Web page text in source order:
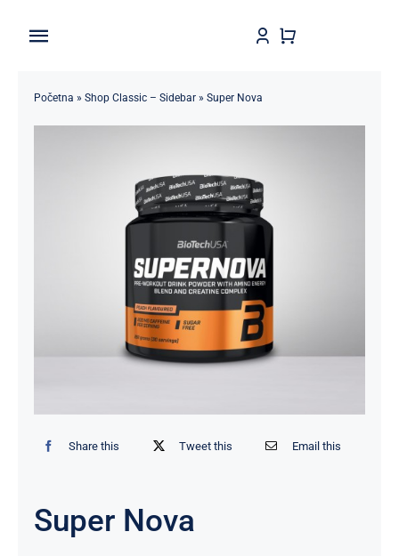
Toggle
Home
POPUSTI 5-50%
Početna » Shop Classic – Sidebar» Super Nova
Share this Tweet this Email this
Super Nova